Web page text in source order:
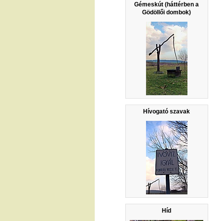
Gémeskút (háttérben a
Gödöllői dombok)
Hívogató szavak
Híd